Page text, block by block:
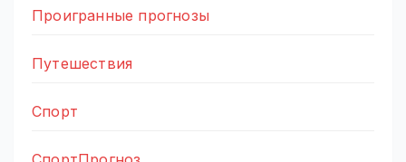
Проигранные прогнозы
Путешествия
Спорт